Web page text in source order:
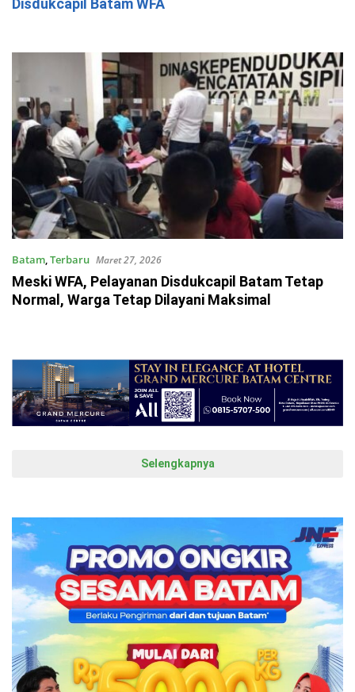
Disdukcapil Batam WFA
Batam,Terbaru Maret 27, 2026
Meski WFA, Pelayanan Disdukcapil Batam Tetap
Normal, Warga Tetap Dilayani Maksimal
Selengkapnya